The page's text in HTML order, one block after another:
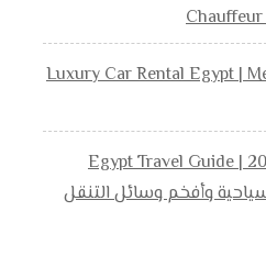
Luxury Car Rental Egypt |
دليل السفر إلى مصر 2026 | Egypt Travel Guide
وأفخم وسائل التنقل